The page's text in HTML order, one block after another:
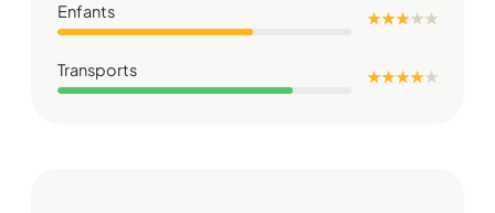
Enfants ★ ★ ★★★
Transports ★ ★ ★ ★★